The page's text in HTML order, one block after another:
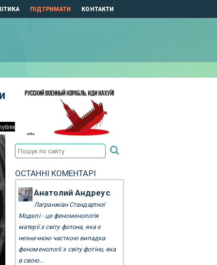
ПІДТРИМАТИ КОНТАКТИ
ОСТАННІ КОМЕНТАРІ
Анатолий Андреус
Лагранжіан Стандартної
Моделі - це феноменологія
матерії з світу фотона, яка є
незначною часткою випадка
феноменології з світу фотіно, яка
в свою...